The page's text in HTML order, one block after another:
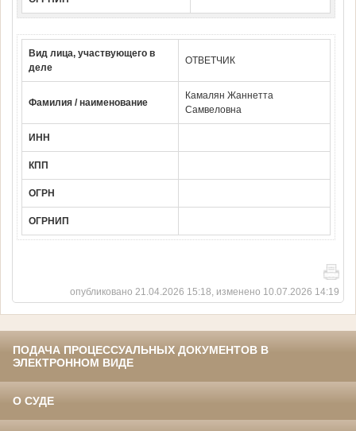
Вид лица, участвующего в
деле
ОТВЕТЧИК
Фамилия / наименование
Камалян Жаннетта
Самвеловна
ИНН
КПП
ОГРН
ОГРНИП
опубликовано 21.04.2026 15:18, изменено 10.07.2026 14:19
ПОДАЧА ПРОЦЕССУАЛЬНЫХ ДОКУМЕНТОВ В
ЭЛЕКТРОННОМ ВИДЕ
О СУДЕ